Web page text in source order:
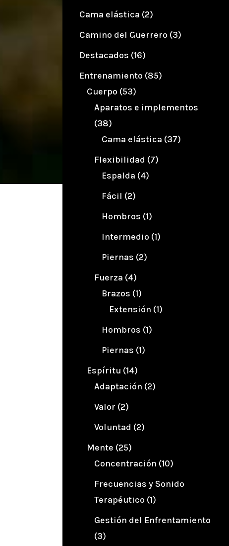

Autor
Guerrero Místico
Cama elástica (2)
Camino del Guerrero (3)
Destacados (16)
Entrenamiento (85)
Cuerpo (53)
Aparatos e implementos
(38)
Cama elástica (37)
Flexibilidad (7)
Espalda (4)
Fácil (2)
Hombros (1)
Intermedio (1)
Piernas (2)
Fuerza (4)
Brazos (1)
Extensión (1)
Hombros (1)
Piernas (1)
Espíritu (14)
Adaptación (2)
Valor (2)
Voluntad (2)
Mente (25)
Concentración (10)
Frecuencias y Sonido
Terapéutico (1)
Gestión del Enfrentamiento
(3)